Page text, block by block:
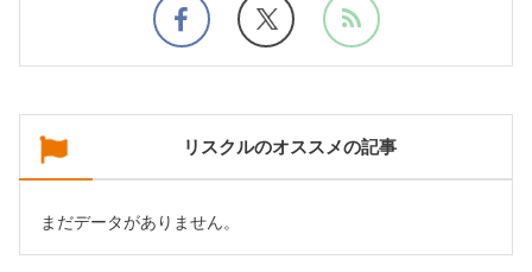
リスクルのオススメの記事
まだデータがありません。